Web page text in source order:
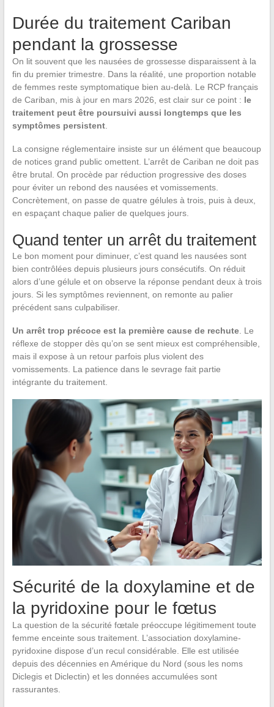
Durée du traitement Cariban
pendant la grossesse
On lit souvent que les nausées de grossesse disparaissent à la
fin du premier trimestre. Dans la réalité, une proportion notable
de femmes reste symptomatique bien au-delà. Le RCP français
de Cariban, mis à jour en mars 2026, est clair sur ce point : le
traitement peut être poursuivi aussi longtemps que les
symptômes persistent.
La consigne réglementaire insiste sur un élément que beaucoup
de notices grand public omettent. L’arrêt de Cariban ne doit pas
être brutal. On procède par réduction progressive des doses
pour éviter un rebond des nausées et vomissements.
Concrètement, on passe de quatre gélules à trois, puis à deux,
en espaçant chaque palier de quelques jours.
Quand tenter un arrêt du traitement
Le bon moment pour diminuer, c’est quand les nausées sont
bien contrôlées depuis plusieurs jours consécutifs. On réduit
alors d’une gélule et on observe la réponse pendant deux à trois
jours. Si les symptômes reviennent, on remonte au palier
précédent sans culpabiliser.
Un arrêt trop précoce est la première cause de rechute. Le
réflexe de stopper dès qu’on se sent mieux est compréhensible,
mais il expose à un retour parfois plus violent des
vomissements. La patience dans le sevrage fait partie
intégrante du traitement.
Sécurité de la doxylamine et de
la pyridoxine pour le fœtus
La question de la sécurité fœtale préoccupe légitimement toute
femme enceinte sous traitement. L’association doxylamine-
pyridoxine dispose d’un recul considérable. Elle est utilisée
depuis des décennies en Amérique du Nord (sous les noms
Diclegis et Diclectin) et les données accumulées sont
rassurantes.